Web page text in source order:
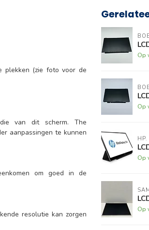
plekken (zie foto voor de
van dit scherm. The
aanpassingen te kunnen
om goed in de
resolutie kan zorgen
BOE
Op
BOE
Op
HP.
Op
Op